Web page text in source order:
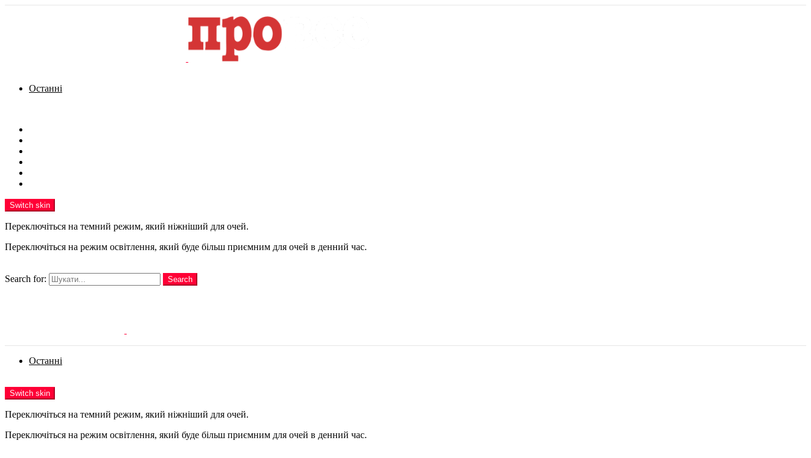
Останні
Switch skin
Переключіться на темний режим, який ніжніший для очей.
Переключіться на режим освітлення, який буде більш приємним для очей в денний час.
Search for:
Search
Останні
Switch skin
Переключіться на темний режим, який ніжніший для очей.
Переключіться на режим освітлення, який буде більш приємним для очей в денний час.